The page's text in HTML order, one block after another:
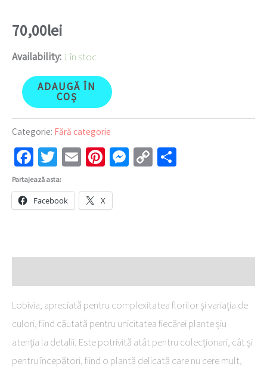
70,00lei
Availability: 1 în stoc
ADAUGĂ ÎN
COȘ
Categorie: Fără categorie
Facebook
TwitterEmailPinterest
Messenger
Copy
Partajează asta:
Facebook X
Lobivia, apreciată pentru complexitatea florilor și variația de
culori, fiind căutată pentru unicitatea fiecărei plante șiu
atenția la detalii. Este potrivită atât pentru colecționari, cât și
pentru începători, fiind o plantă delicată care nu cere mult,